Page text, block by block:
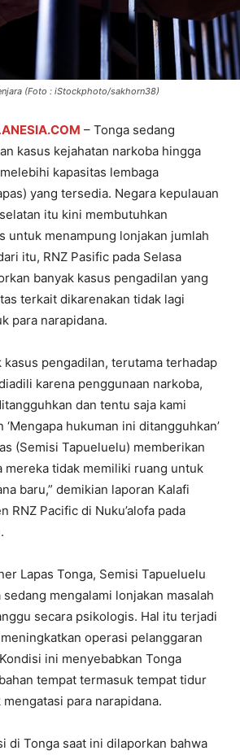
(Foto : iStockphoto/sakhorn38)
– Tonga sedang
kasus kejahatan narkoba hingga
kapasitas lembaga
yang tersedia. Negara kepulauan
itu kini membutuhkan
untuk menampung lonjakan jumlah
itu, RNZ Pasific pada Selasa
banyak kasus pengadilan yang
terkait dikarenakan tidak lagi
para narapidana.
kasus pengadilan, terutama terhadap
karena penggunaan narkoba,
dan tentu saja kami
‘Mengapa hukuman ini ditangguhkan’
(Semisi Tapueluelu) memberikan
mereka tidak memiliki ruang untuk
baru,” demikian laporan Kalafi
RNZ Pacific di Nuku’alofa pada
Lapas Tonga, Semisi Tapueluelu
mengalami lonjakan masalah
secara psikologis. Hal itu terjadi
operasi pelanggaran
ini menyebabkan Tonga
tempat termasuk tempat tidur
para narapidana.
di Tonga saat ini dilaporkan bahwa